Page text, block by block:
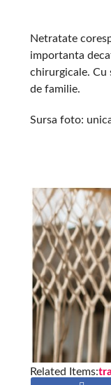
Netratate
importanta
chirurgicale. Cu
de familie.
Sursa foto:
Related Items: